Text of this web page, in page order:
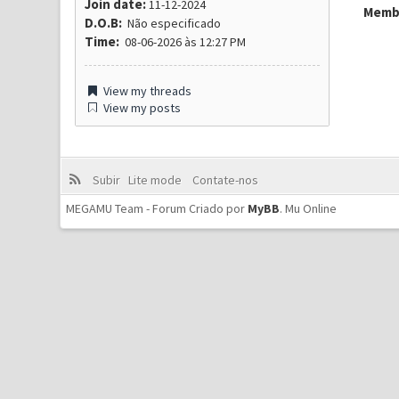
Join date:11-12-2024
D.O.B:Não especificado
Time:08-06-2026 às 12:27 PM
View my threads
View my posts
Subir Lite mode
Contate-nos
MEGAMU Team - Forum Criado por MyBB.Mu Online